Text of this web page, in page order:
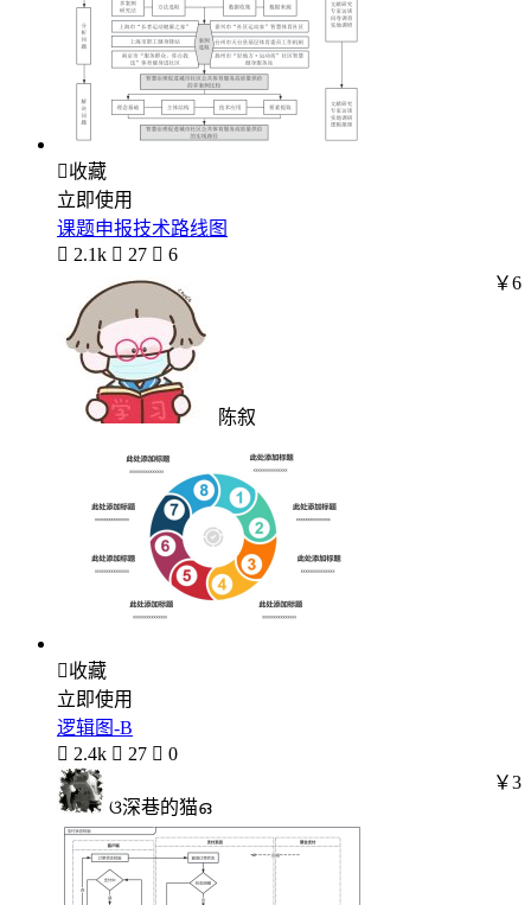
收藏
立即使用
课题申报技术路线图
 2.1k  27  6
陈叙
￥6
收藏
立即使用
逻辑图-B
 2.4k  27  0
ଓ深巷的猫ഒ
￥3